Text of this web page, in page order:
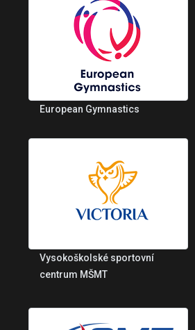
European Gymnastics
Vysokoškolské sportovní
centrum MŠMT